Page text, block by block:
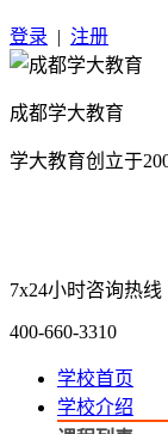
登录 | 注册
成都学大教育
学大教育创立于
7x24小时咨询热线
400-660-3310
学校首页
学校介绍